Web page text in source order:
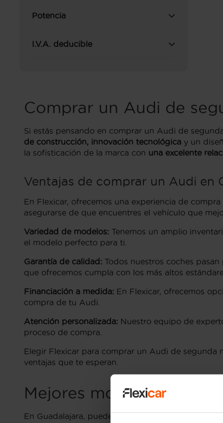
Potencia
I.V.A. deducible
Comprar un Audi de
Si estás pensando en comprar un Audi de
de construcción, innovación tecnológica y un
la sofisticación de la marca con una excelente
Ventajas de comprar un Audi en
En Flexicar, ofrecemos una experiencia de
asegurarse de que encuentres el vehículo que
Variedad de modelos: Tenemos un amplio
el modelo perfecto para ti.
Garantía de calidad: Todos nuestros coches
que ofrecemos cumpla con los más altos
Financiación a medida: En Flexicar, ofrecemos
compra de tu Audi.
Atención personalizada: Nuestro equipo de
proceso de compra.
Elegir Flexicar para comprar un Audi de segunda
ventajas que te esperan.
Mejores modelos de
En Guadalajara, puedes encontrar coches Audi